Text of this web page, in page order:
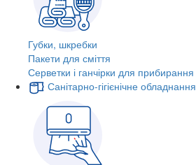
Губки, шкребки
Пакети для сміття
Серветки і ганчірки для прибирання
Санітарно-гігієнічне обладнання